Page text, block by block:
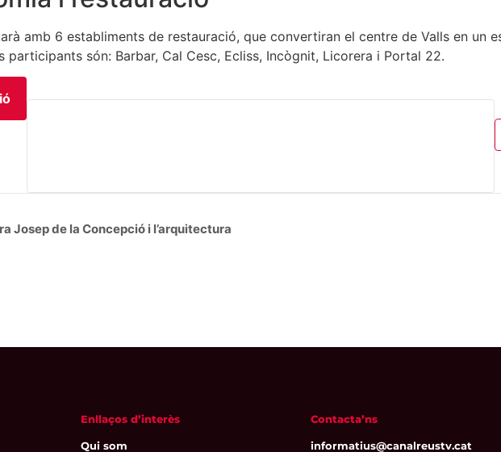
amb 6 establiments de restauració, que convertiran el centre de Valls en un
participants són: Barbar, Cal Cesc, Ecliss, Incògnit, Licorera i Portal 22.
Josep de la Concepció i l’arquitectura
Enllaços d’interès
Qui som
Contacta’ns
informatius@canalreustv.cat